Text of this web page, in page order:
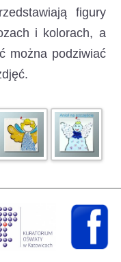
figury
i kolorach, a
można podziwiać